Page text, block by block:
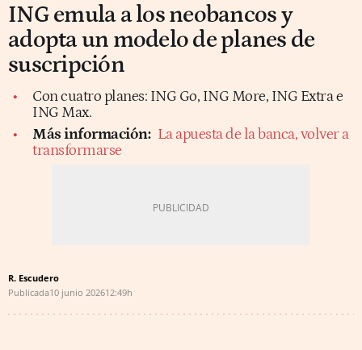
ING emula a los neobancos y
adopta un modelo de planes de
suscripción
Con cuatro planes: ING Go, ING More, ING Extra e
ING Max.
Más información: La apuesta de la banca, volver a
transformarse
R. Escudero
Publicada10 junio 202612:49h